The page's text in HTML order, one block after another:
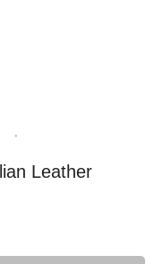
Leather